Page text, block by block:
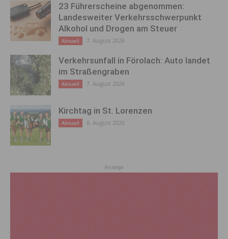
23 Führerscheine abgenommen:
Landesweiter Verkehrsschwerpunkt
Alkohol und Drogen am Steuer
Aktuell 7. August 2026
Verkehrsunfall in Förolach: Auto landet
im Straßengraben
Aktuell 7. August 2026
Kirchtag in St. Lorenzen
Aktuell 6. August 2026
Anzeige